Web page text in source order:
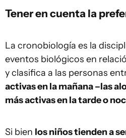
Tener en cuenta la
La cronobiología es la
eventos biológicos en
y clasifica a las personas
activas en la mañana –las
más activas en la tarde o
Si bien los niños tienden a